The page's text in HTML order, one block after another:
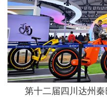
第十二届四川达州秦